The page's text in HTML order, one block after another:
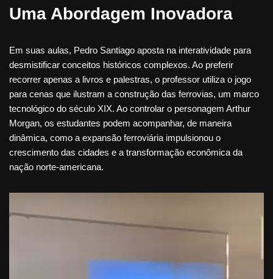
Uma Abordagem Inovadora
Em suas aulas, Pedro Santiago aposta na interatividade para
desmistificar conceitos históricos complexos. Ao preferir
recorrer apenas a livros e palestras, o professor utiliza o jogo
para cenas que ilustram a construção das ferrovias, um marco
tecnológico do século XIX. Ao controlar o personagem Arthur
Morgan, os estudantes podem acompanhar, de maneira
dinâmica, como a expansão ferroviária impulsionou o
crescimento das cidades e a transformação econômica da
nação norte-americana.